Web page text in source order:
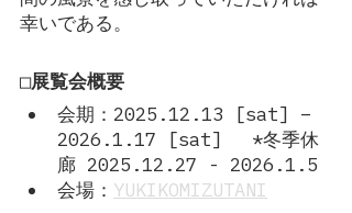
幸いである。
□展覧会概要
会期：2025.12.13 [sat] –
2026.1.17 [sat]　 *冬季休
廊 2025.12.27 - 2026.1.5
会場： YUKIKOMIZUTANI